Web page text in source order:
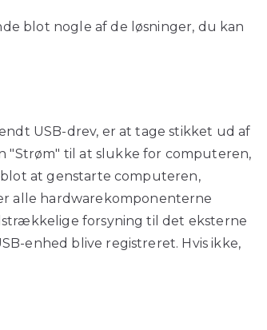
blot nogle af de løsninger, du kan
USB-drev, er at tage stikket ud af
"Strøm" til at slukke for computeren,
at genstarte computeren,
alle hardwarekomponenterne
forsyning til det eksterne
enhed blive registreret. Hvis ikke,